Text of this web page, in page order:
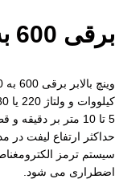
برقی 600 به 1200
سیستم ترمز
اضطراری می‌ شود.